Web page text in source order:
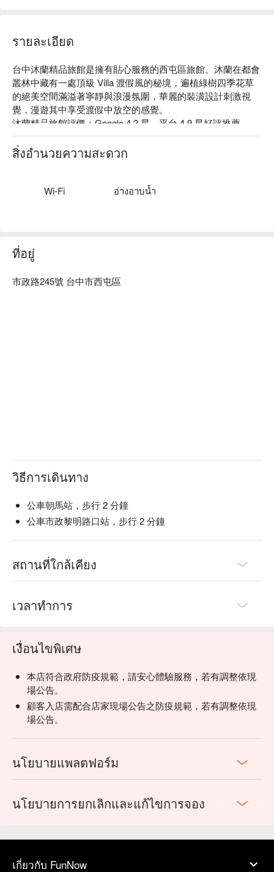
รายละเอียด
台中沐蘭精品旅館是擁有貼心服務的西屯區旅館。沐蘭在都會
叢林中藏有一處頂級 Villa 渡假風的秘境，遍植綠樹四季花草
的絕美空間滿溢著寧靜與浪漫氛圍，華麗的裝潢設計刺激視
覺，漫遊其中享受渡假中放空的感覺。
沐蘭精品旅館評價：Google 4.2 星、平台 4.9 星好評推薦
沐蘭精品旅館推薦：近高鐵台中站，車程約 10 分鐘即可抵
達，距離台中火車站有 20 分鐘車程，比鄰秋紅谷公園、新光
台中沐蘭精品旅館優惠、台中沐蘭精品旅館住宿方案、台中沐
สิ่งอำนวยความสะดวก
Wi-Fi อ่างอาบน้ำ
ที่อยู่
市政路245號 台中市西屯區
วิธีการเดินทาง
公車朝馬站，步行 2 分鐘
公車市政黎明路口站，步行 2 分鐘
สถานที่ใกล้เคียง
เวลาทำการ
เงื่อนไขพิเศษ
本店符合政府防疫規範，請安心體驗服務，若有調整依現
場公告。
顧客入店需配合店家現場公告之防疫規範，若有調整依現
場公告。
นโยบายแพลตฟอร์ม
นโยบายการยกเลิกและแก้ไขการจอง
เกี่ยวกับ FunNow